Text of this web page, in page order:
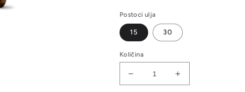
Postoci ulja
15 30
Količina
Smanjite
količinu
Povećajte
količinu